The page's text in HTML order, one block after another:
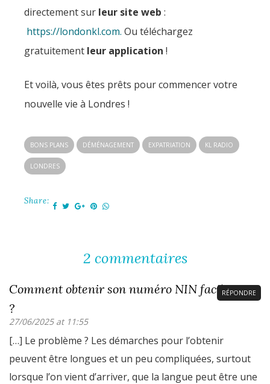
directement sur leur site web :
https://londonkl.com. Ou téléchargez
gratuitement leur application !
Et voilà, vous êtes prêts pour commencer votre
nouvelle vie à Londres !
BONS PLANS DÉMÉNAGEMENT EXPATRIATION KL RADIO
LONDRES
Share:
2 commentaires
Comment obtenir son numéro NIN facilement
?
27/06/2025 at 11:55
RÉPONDRE
[…] Le problème ? Les démarches pour l’obtenir
peuvent être longues et un peu compliquées, surtout
lorsque l’on vient d’arriver, que la langue peut être une